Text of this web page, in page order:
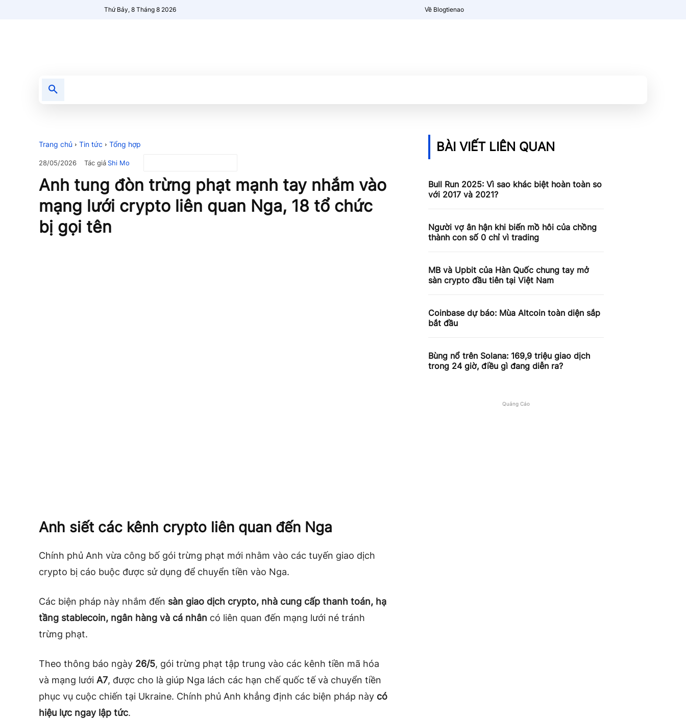
Thứ Bảy, 8 Tháng 8 2026 Về Blogtienao
Trang chủ Tin tức Tổng hợp
28/05/2026 Tác giảShi Mo
Anh tung đòn trừng phạt mạnh tay nhắm vào
mạng lưới crypto liên quan Nga, 18 tổ chức
bị gọi tên
Anh siết các kênh crypto liên quan đến Nga
Chính phủ Anh vừa công bố gói trừng phạt mới nhằm vào các tuyến giao dịch
crypto bị cáo buộc được sử dụng để chuyển tiền vào Nga.
Các biện pháp này nhắm đến sàn giao dịch crypto, nhà cung cấp thanh toán, hạ
tầng stablecoin, ngân hàng và cá nhân có liên quan đến mạng lưới né tránh
trừng phạt.
Theo thông báo ngày 26/5, gói trừng phạt tập trung vào các kênh tiền mã hóa
và mạng lưới A7, được cho là giúp Nga lách các hạn chế quốc tế và chuyển tiền
phục vụ cuộc chiến tại Ukraine. Chính phủ Anh khẳng định các biện pháp này có
hiệu lực ngay lập tức.
BÀI VIẾT LIÊN QUAN
Bull Run 2025: Vì sao khác biệt hoàn toàn so
với 2017 và 2021?
Người vợ ân hận khi biến mồ hôi của chồng
thành con số 0 chỉ vì trading
MB và Upbit của Hàn Quốc chung tay mở
sàn crypto đầu tiên tại Việt Nam
Coinbase dự báo: Mùa Altcoin toàn diện sắp
bắt đầu
Bùng nổ trên Solana: 169,9 triệu giao dịch
trong 24 giờ, điều gì đang diễn ra?
Quảng Cáo